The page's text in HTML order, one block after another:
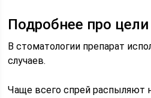
Подробнее про
В стоматологии препарат
случаев.
Чаще всего спрей распыляют